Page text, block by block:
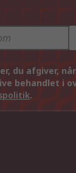
du afgiver,
behandlet i
.